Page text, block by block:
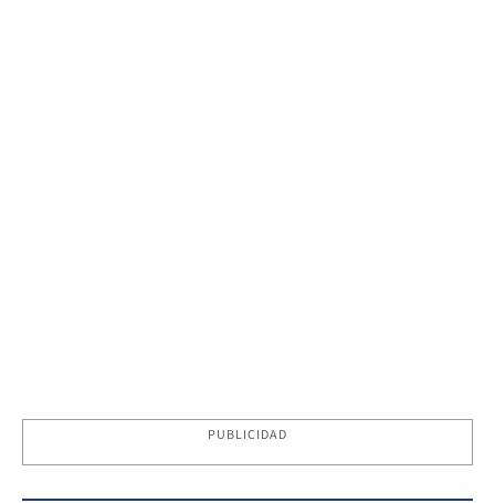
PUBLICIDAD